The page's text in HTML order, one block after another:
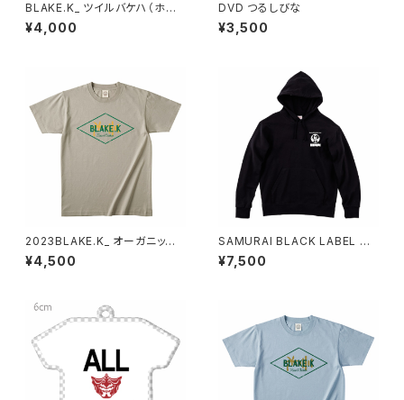
BLAKE.K_ ツイルバケハ（ホワ
イト）
¥4,000
DVD つるしびな
¥3,500
2023BLAKE.K_ オーガニック
コットンT（ミルキーグレー）XXL
¥4,500
SAMURAI BLACK LABEL パ
ーカー
¥7,500